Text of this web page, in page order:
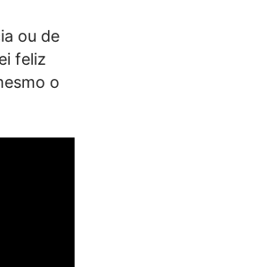
ou de
feliz
o